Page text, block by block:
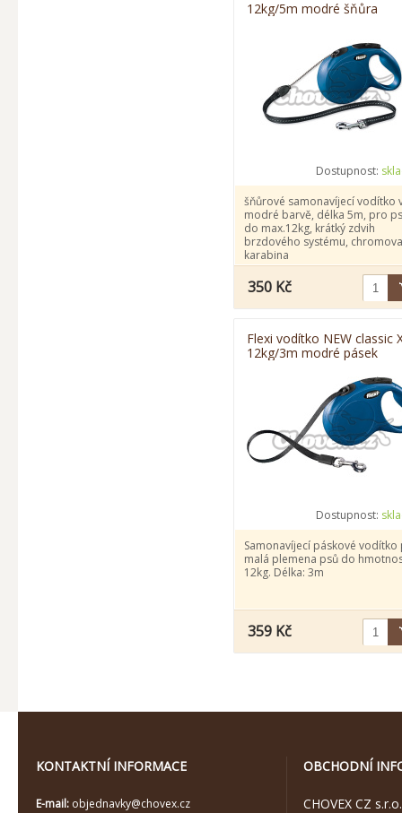
12kg/5m modré šňůra
Dostupnost:
šňůrové samonavíjecí vodítko
modré barvě, délka 5m, pro
do max.12kg, krátký zdvih
brzdového systému,
karabina
350 Kč
Flexi vodítko NEW classic
12kg/3m modré pásek
Dostupnost:
Samonavíjecí páskové vodítko
malá plemena psů do
12kg. Délka: 3m
359 Kč
KONTAKTNÍ INFORMACE
E-mail: objednavky@chovex.cz
OBCHODNÍ
CHOVEX CZ s.r.o.